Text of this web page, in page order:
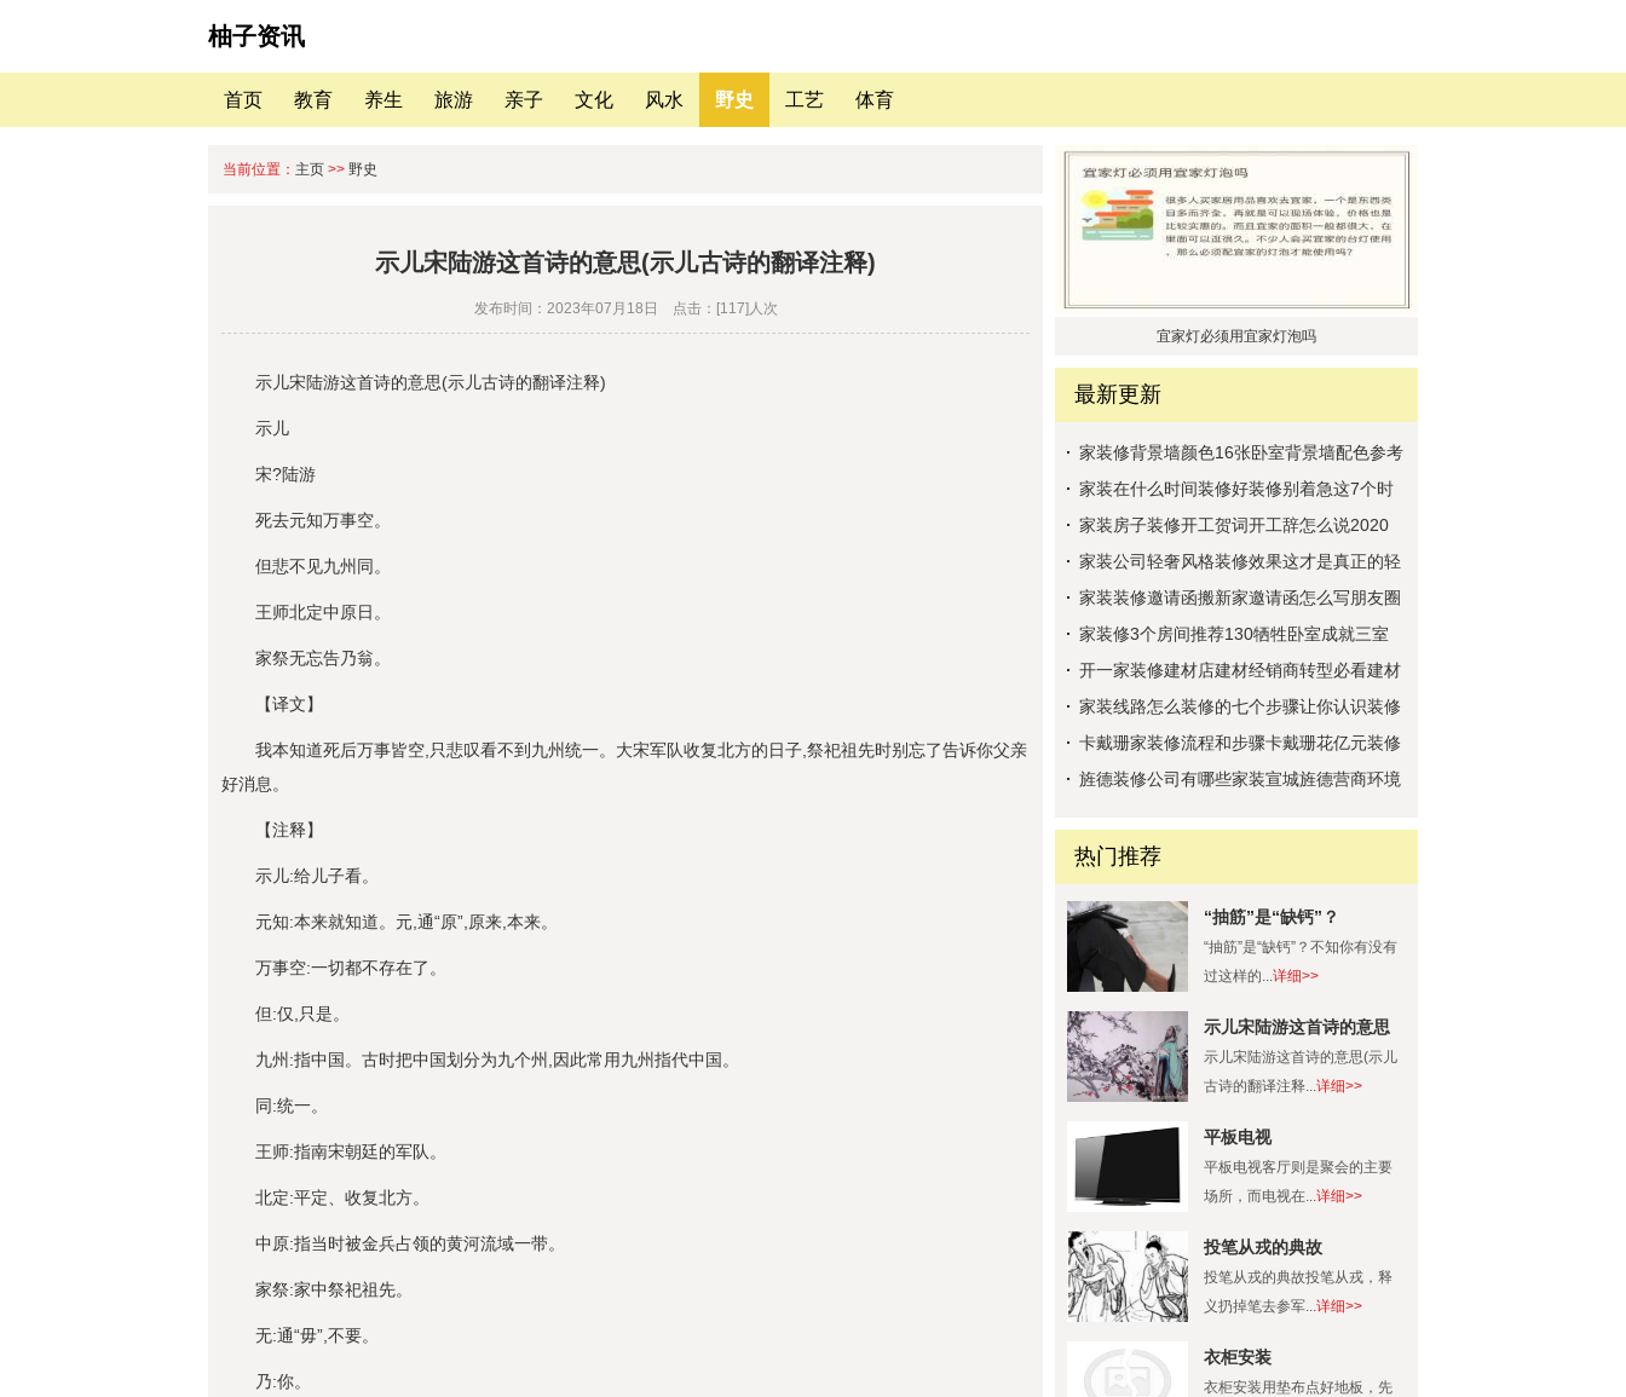
柚子资讯
首页 教育 养生 旅游 亲子 文化 风水 野史 工艺 体育
当前位置： 主页 >> 野史
示儿宋陆游这首诗的意思(示儿古诗的翻译注释)
发布时间：2023年07月18日 点击：[117]人次
示儿宋陆游这首诗的意思(示儿古诗的翻译注释)
示儿
宋?陆游
死去元知万事空。
但悲不见九州同。
王师北定中原日。
家祭无忘告乃翁。
【译文】
我本知道死后万事皆空,只悲叹看不到九州统一。大宋军队收复北方的日子,祭祀祖先时别忘了告诉你父亲
好消息。
【注释】
示儿:给儿子看。
元知:本来就知道。元,通“原”,原来,本来。
万事空:一切都不存在了。
但:仅,只是。
九州:指中国。古时把中国划分为九个州,因此常用九州指代中国。
同:统一。
王师:指南宋朝廷的军队。
北定:平定、收复北方。
中原:指当时被金兵占领的黄河流域一带。
家祭:家中祭祀祖先。
无:通“毋”,不要。
乃:你。
宜家灯必须用宜家灯泡吗
最新更新
家装修背景墙颜色16张卧室背景墙配色参考
家装在什么时间装修好装修别着急这7个时
间
家装房子装修开工贺词开工辞怎么说2020
家装公司轻奢风格装修效果这才是真正的轻
奢
家装装修邀请函搬新家邀请函怎么写朋友圈
内
家装修3个房间推荐130牺牲卧室成就三室
开一家装修建材店建材经销商转型必看建材
商
家装线路怎么装修的七个步骤让你认识装修
全
卡戴珊家装修流程和步骤卡戴珊花亿元装修
的
旌德装修公司有哪些家装宣城旌德营商环境
热门推荐
“抽筋”是“缺钙”？
“抽筋”是“缺钙”？不知你有没有
过这样的...详细>>
示儿宋陆游这首诗的意思
(示儿古诗的翻译注释)
示儿宋陆游这首诗的意思(示儿
古诗的翻译注释...详细>>
平板电视
平板电视客厅则是聚会的主要
场所，而电视在...详细>>
投笔从戎的典故
投笔从戎的典故投笔从戎，释
义扔掉笔去参军...详细>>
衣柜安装
衣柜安装用垫布点好地板，先